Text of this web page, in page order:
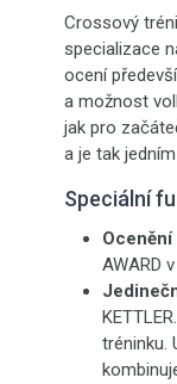
Crossový
specializace
ocení
a možnost
jak pro
a je tak
Speciální
Ocenění
AWARD
tréninku.